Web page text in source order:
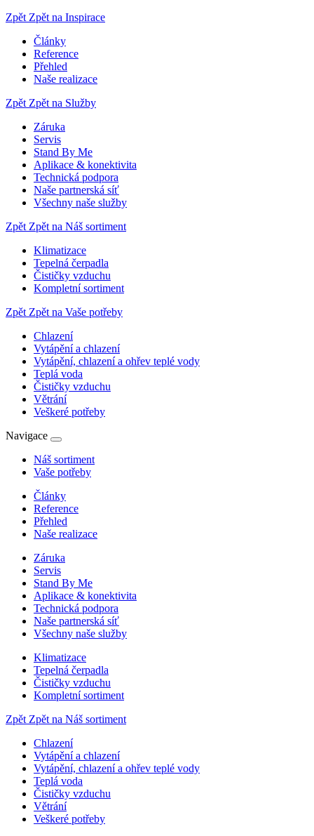
Zpět Zpět na Inspirace
Články
Reference
Přehled
Naše realizace
Zpět Zpět na Služby
Záruka
Servis
Stand By Me
Aplikace & konektivita
Technická podpora
Naše partnerská síť
Všechny naše služby
Zpět Zpět na Náš sortiment
Klimatizace
Tepelná čerpadla
Čističky vzduchu
Kompletní sortiment
Zpět Zpět na Vaše potřeby
Chlazení
Vytápění a chlazení
Vytápění, chlazení a ohřev teplé vody
Teplá voda
Čističky vzduchu
Větrání
Veškeré potřeby
Navigace
Náš sortiment
Vaše potřeby
Články
Reference
Přehled
Naše realizace
Záruka
Servis
Stand By Me
Aplikace & konektivita
Technická podpora
Naše partnerská síť
Všechny naše služby
Klimatizace
Tepelná čerpadla
Čističky vzduchu
Kompletní sortiment
Zpět Zpět na Náš sortiment
Chlazení
Vytápění a chlazení
Vytápění, chlazení a ohřev teplé vody
Teplá voda
Čističky vzduchu
Větrání
Veškeré potřeby